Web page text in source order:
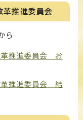
推進委員会
ら
革推進委員会 お
革推進委員会 結